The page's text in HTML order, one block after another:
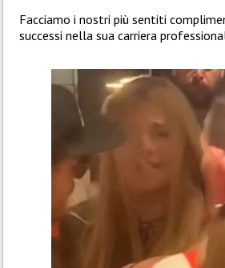
Facciamo i nostri più sentiti
successi nella sua carriera